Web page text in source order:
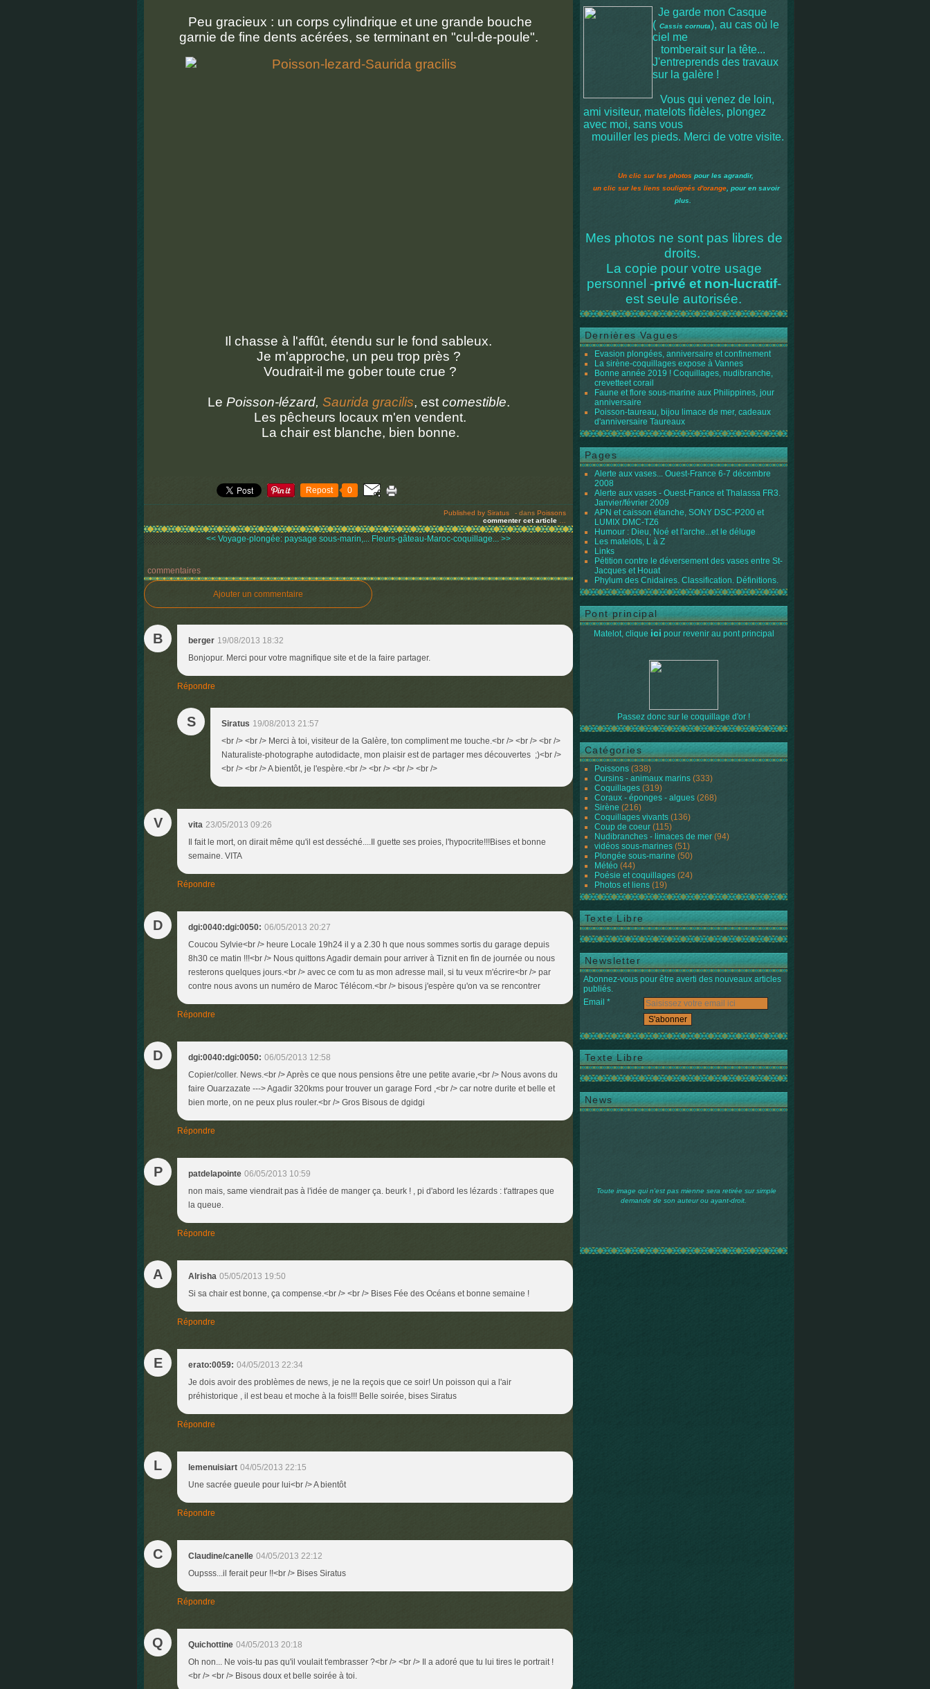
Peu gracieux : un corps cylindrique et une grande bouche
garnie de fine dents acérées, se terminant en "cul-de-poule".
Il chasse à l'affût, étendu sur le fond sableux.
Je m'approche, un peu trop près ?
Voudrait-il me gober toute crue ?
Le Poisson-lézard, Saurida gracilis, est comestible.
Les pêcheurs locaux m'en vendent.
La chair est blanche, bien bonne.
Repost 0
Published by Siratus - dans Poissons
commenter cet article
<< Voyage-plongée: paysage sous-marin,... Fleurs-gâteau-Maroc-coquillage... >>
commentaires
Ajouter un commentaire
B berger 19/08/2013 18:32
Bonjopur. Merci pour votre magnifique site et de la faire partager.
Répondre
S Siratus 19/08/2013 21:57
<br /> <br /> Merci à toi, visiteur de la Galère, ton compliment me touche.<br /> <br /> <br />
Naturaliste-photographe autodidacte, mon plaisir est de partager mes découvertes ;)<br />
<br /> <br /> A bientôt, je l'espère.<br /> <br /> <br /> <br />
V vita 23/05/2013 09:26
Il fait le mort, on dirait même qu'il est desséché....Il guette ses proies, l'hypocrite!!!Bises et bonne
semaine. VITA
Répondre
D dgi:0040:dgi:0050: 06/05/2013 20:27
Coucou Sylvie<br /> heure Locale 19h24 il y a 2.30 h que nous sommes sortis du garage depuis
8h30 ce matin !!!<br /> Nous quittons Agadir demain pour arriver à Tiznit en fin de journée ou nous
resterons quelques jours.<br /> avec ce com tu as mon adresse mail, si tu veux m'écrire<br /> par
contre nous avons un numéro de Maroc Télécom.<br /> bisous j'espère qu'on va se rencontrer
Répondre
D dgi:0040:dgi:0050: 06/05/2013 12:58
Copier/coller. News.<br /> Après ce que nous pensions être une petite avarie,<br /> Nous avons du
faire Ouarzazate ---> Agadir 320kms pour trouver un garage Ford ,<br /> car notre durite et belle et
bien morte, on ne peux plus rouler.<br /> Gros Bisous de dgidgi
Répondre
P patdelapointe 06/05/2013 10:59
non mais, same viendrait pas à l'idée de manger ça. beurk ! , pi d'abord les lézards : t'attrapes que
la queue.
Répondre
A Alrisha 05/05/2013 19:50
Si sa chair est bonne, ça compense.<br /> <br /> Bises Fée des Océans et bonne semaine !
Répondre
E erato:0059: 04/05/2013 22:34
Je dois avoir des problèmes de news, je ne la reçois que ce soir! Un poisson qui a l'air
préhistorique , il est beau et moche à la fois!!! Belle soirée, bises Siratus
Répondre
L lemenuisiart 04/05/2013 22:15
Une sacrée gueule pour lui<br /> A bientôt
Répondre
C Claudine/canelle 04/05/2013 22:12
Oupsss...il ferait peur !!<br /> Bises Siratus
Répondre
Q Quichottine 04/05/2013 20:18
Oh non... Ne vois-tu pas qu'il voulait t'embrasser ?<br /> <br /> Il a adoré que tu lui tires le portrait !
<br /> <br /> Bisous doux et belle soirée à toi.
Je garde mon Casque
( Cassis cornuta), au cas où le
ciel me
tomberait sur la tête...
J'entreprends des travaux
sur la galère !
Vous qui venez de loin,
ami visiteur, matelots fidèles, plongez
avec moi, sans vous
mouiller les pieds. Merci de votre visite.
Un clic sur les photos pour les agrandir,
un clic sur les liens soulignés d'orange , pour en savoir
plus.
Mes photos ne sont pas libres de
droits.
La copie pour votre usage
personnel -privé et non-lucratif-
est seule autorisée.
Dernières Vagues
Evasion plongées, anniversaire et confinement
La sirène-coquillages expose à Vannes
Bonne année 2019 ! Coquillages, nudibranche,
crevetteet corail
Faune et flore sous-marine aux Philippines, jour
anniversaire
Poisson-taureau, bijou limace de mer, cadeaux
d'anniversaire Taureaux
Pages
Alerte aux vases... Ouest-France 6-7 décembre
2008
Alerte aux vases - Ouest-France et Thalassa FR3.
Janvier/février 2009
APN et caisson étanche, SONY DSC-P200 et
LUMIX DMC-TZ6
Humour : Dieu, Noé et l'arche...et le déluge
Les matelots, L à Z
Links
Pétition contre le déversement des vases entre St-
Jacques et Houat
Phylum des Cnidaires. Classification. Définitions.
Pont principal
Matelot, clique ici pour revenir au pont principal
Passez donc sur le coquillage d'or !
Catégories
Poissons (338)
Oursins - animaux marins (333)
Coquillages (319)
Coraux - éponges - algues (268)
Sirène (216)
Coquillages vivants (136)
Coup de coeur (115)
Nudibranches - limaces de mer (94)
vidéos sous-marines (51)
Plongée sous-marine (50)
Météo (44)
Poésie et coquillages (24)
Photos et liens (19)
Texte Libre
Newsletter
Abonnez-vous pour être averti des nouveaux articles
publiés.
Email
Texte Libre
News
Toute image qui n'est pas mienne sera retirée sur simple
demande de son auteur ou ayant-droit.